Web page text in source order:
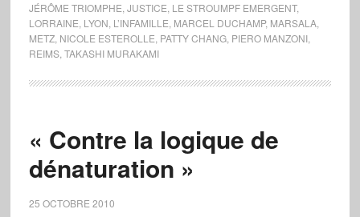
JÉRÔME TRIOMPHE JUSTICE LE STROUMPF EMERGENT,
LORRAINE LYON L’INFAMILLE MARCEL DUCHAMP, MARSALA,
METZ, NICOLE ESTEROLLE PATTY CHANG, PIERO MANZONI,
REIMS, TAKASHI MURAKAMI
« Contre la logique de
dénaturation »
25 OCTOBRE 2010